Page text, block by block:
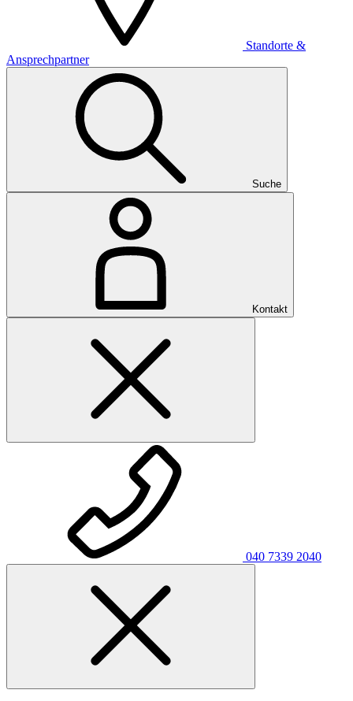
Standorte &
Ansprechpartner
Suche
Kontakt
040 7339 2040